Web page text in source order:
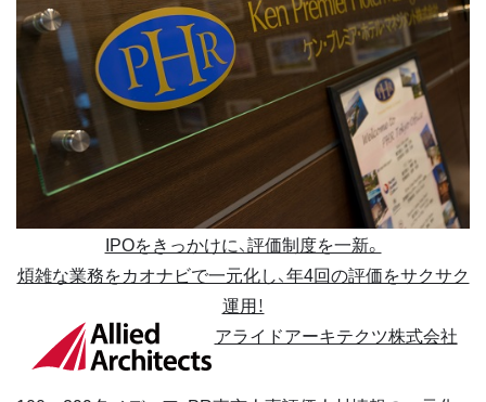
IPOをきっかけに、評価制度を一新。
煩雑な業務をカオナビで一元化し、年4回の評価をサクサク
運用！
アライドアーキテクツ株式会社